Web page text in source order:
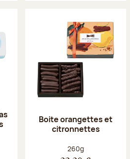
Boite orangettes et
citronnettes
Poids net :
260g